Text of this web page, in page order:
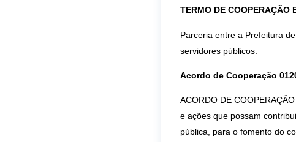
TERMO DE COOPERAÇÃO
Parceria entre a Prefeitura
servidores públicos.
Acordo de Cooperação
ACORDO DE
e ações que possam
pública, para o fomento do